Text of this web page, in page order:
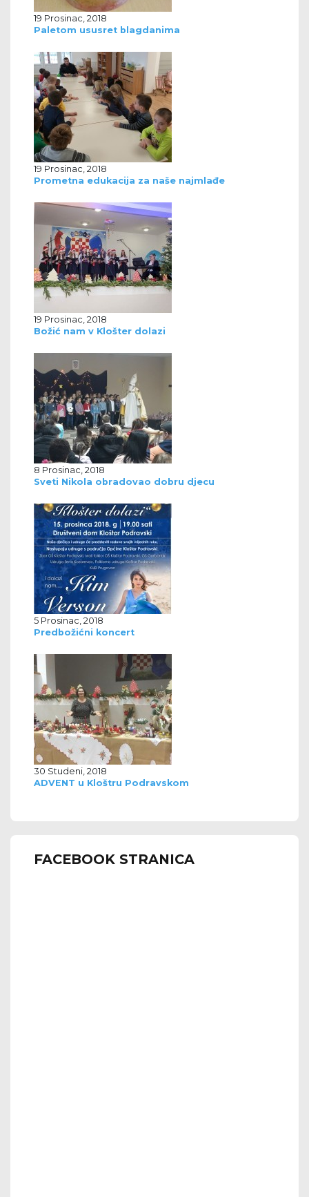
19 Prosinac, 2018
Paletom ususret blagdanima
19 Prosinac, 2018
Prometna edukacija za naše najmlađe
19 Prosinac, 2018
Božić nam v Klošter dolazi
8 Prosinac, 2018
Sveti Nikola obradovao dobru djecu
5 Prosinac, 2018
Predbožićni koncert
30 Studeni, 2018
ADVENT u Kloštru Podravskom
FACEBOOK STRANICA